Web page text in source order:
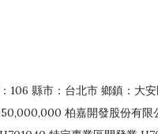
106 縣市：台北市 鄉鎮：大
柏嘉開發股份有